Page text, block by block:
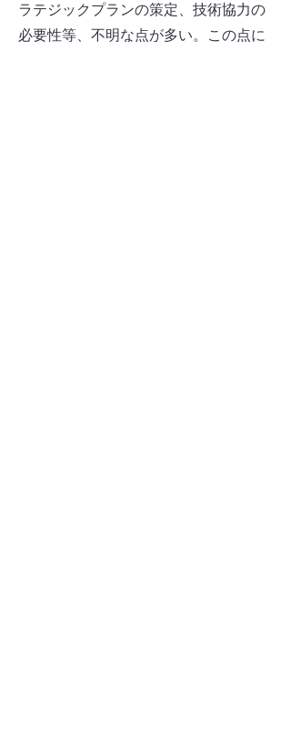
ラテジックプランの策定、技術協力の
必要性等、不明な点が多い。この点に